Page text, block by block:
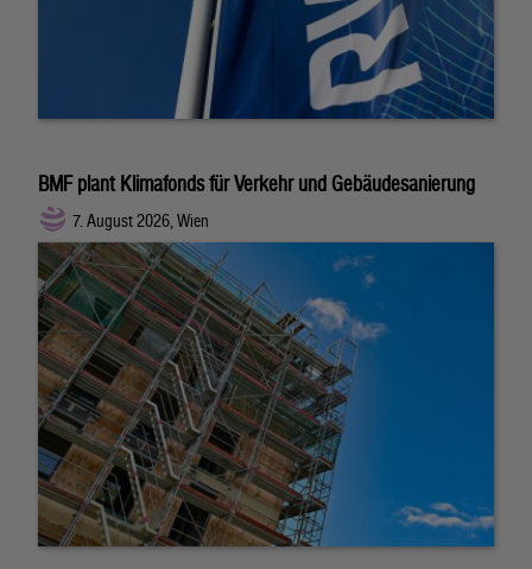
BMF plant Klimafonds für Verkehr und Gebäudesanierung
7. August 2026, Wien